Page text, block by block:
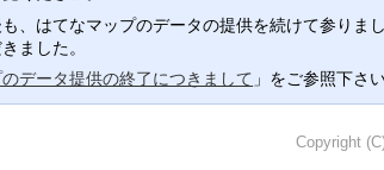
、はてなマップのデータの提供を続けて参り
ました。
データ提供の終了につきまして 」をご参照下さい
Copyright